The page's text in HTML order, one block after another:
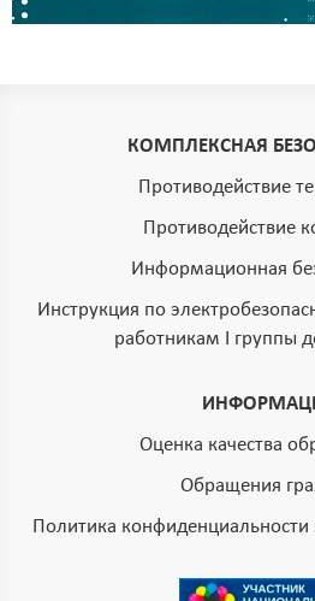
КОМПЛЕКСНАЯ
Противодействие
Противодействие
Информационная
Инструкция по
работникам I группы
Оценка качества
Обращения
Политика